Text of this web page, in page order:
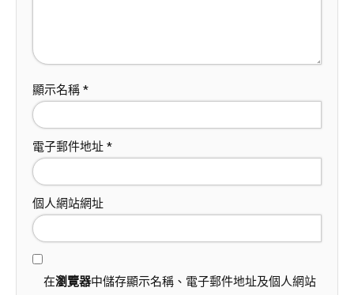
顯示名稱 *
電子郵件地址 *
個人網站網址
在瀏覽器中儲存顯示名稱、電子郵件地址及個人網站